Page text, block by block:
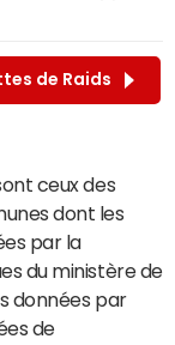
de Raids
ceux des
dont les
par la
du ministère de
données par
de